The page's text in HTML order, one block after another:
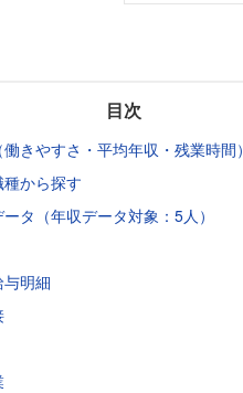
目次
きやすさ・平均年収・残業時間）
から探す
タ（年収データ対象：5人）
明細